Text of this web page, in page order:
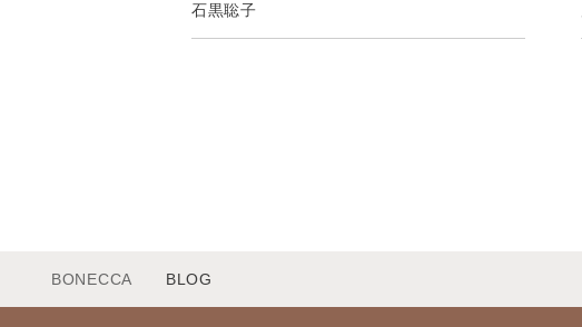
石黒聡子
BONECCA BLOG